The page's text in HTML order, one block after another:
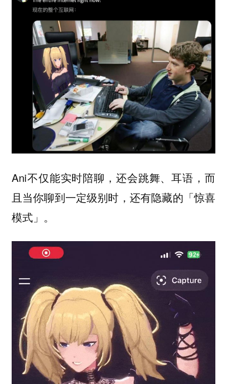
Ani不仅能实时陪聊，还会跳舞、耳语，而
且当你聊到一定级别时，还有隐藏的「惊喜
模式」。